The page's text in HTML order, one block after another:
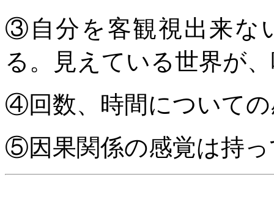
③自分を客観視出来な
る。見えている世界が
④回数、時間について
⑤因果関係の感覚は持